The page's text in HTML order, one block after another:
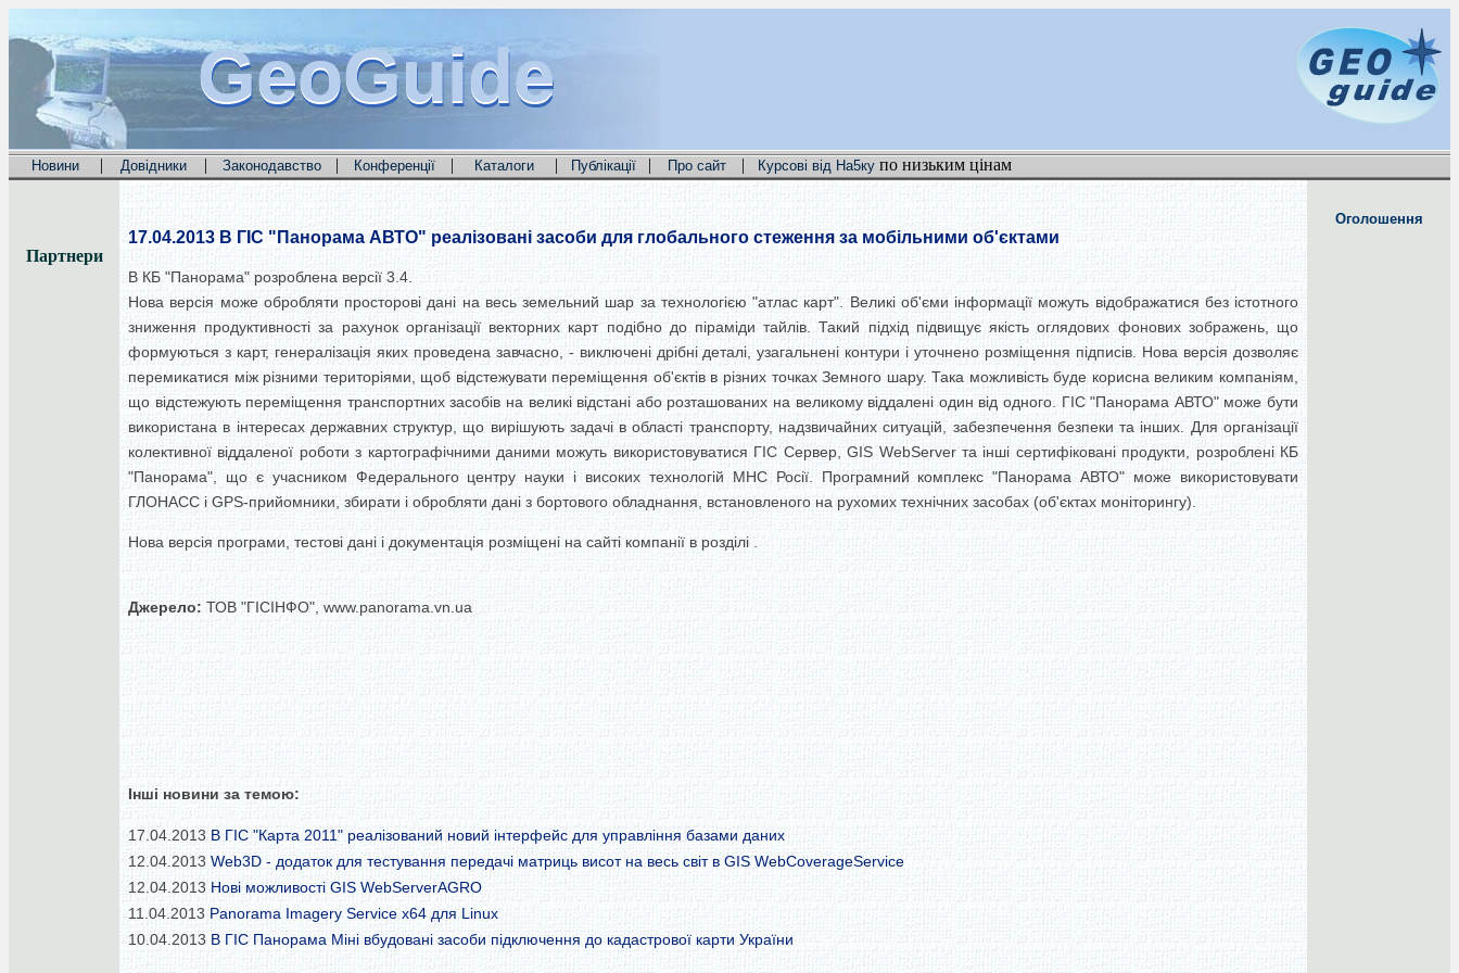
GeoGuide
GeoGuide
GeoGuide
Новини | Довідники | Законодавство | Конференції | Каталоги | Публікації | Про сайт | Курсові від На5ку по низьким цінам
Партнери
17.04.2013 В ГІС "Панорама АВТО" реалізовані засоби для глобального стеження за мобільними об'єктами
В КБ "Панорама" розроблена версії 3.4.
Нова версія може обробляти просторові дані на весь земельний шар за технологією "атлас карт". Великі об'єми інформації можуть відображатися без істотного
зниження продуктивності за рахунок організації векторних карт подібно до піраміди тайлів. Такий підхід підвищує якість оглядових фонових зображень, що
формуються з карт, генералізація яких проведена завчасно, - виключені дрібні деталі, узагальнені контури і уточнено розміщення підписів. Нова версія дозволяє
перемикатися між різними територіями, щоб відстежувати переміщення об'єктів в різних точках Земного шару. Така можливість буде корисна великим компаніям,
що відстежують переміщення транспортних засобів на великі відстані або розташованих на великому віддалені один від одного. ГІС "Панорама АВТО" може бути
використана в інтересах державних структур, що вирішують задачі в області транспорту, надзвичайних ситуацій, забезпечення безпеки та інших. Для організації
колективної віддаленої роботи з картографічними даними можуть використовуватися ГІС Сервер, GIS WebServer та інші сертифіковані продукти, розроблені КБ
"Панорама", що є учасником Федерального центру науки і високих технологій МНС Росії. Програмний комплекс "Панорама АВТО" може використовувати
ГЛОНАСС і GPS-прийомники, збирати і обробляти дані з бортового обладнання, встановленого на рухомих технічних засобах (об'єктах моніторингу).
Нова версія програми, тестові дані і документація розміщені на сайті компанії в розділі .
Джерело: ТОВ "ГІСІНФО", www.panorama.vn.ua
Інші новини за темою:
17.04.2013 В ГІС "Карта 2011" реалізований новий інтерфейс для управління базами даних
12.04.2013 Web3D - додаток для тестування передачі матриць висот на весь світ в GIS WebCoverageService
12.04.2013 Нові можливості GIS WebServerAGRO
11.04.2013 Panorama Imagery Service x64 для Linux
10.04.2013 В ГІС Панорама Міні вбудовані засоби підключення до кадастрової карти України
Оголошення